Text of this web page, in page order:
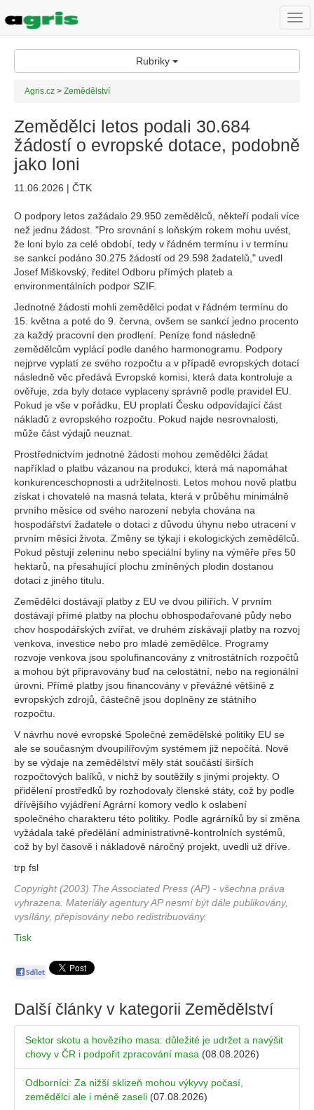
Rubriky
Agris.cz > Zemědělství
Zemědělci letos podali 30.684
žádostí o evropské dotace, podobně
jako loni
11.06.2026 | ČTK
O podpory letos zažádalo 29.950 zemědělců, někteří podali více
než jednu žádost. "Pro srovnání s loňským rokem mohu uvést,
že loni bylo za celé období, tedy v řádném termínu i v termínu
se sankcí podáno 30.275 žádostí od 29.598 žadatelů," uvedl
Josef Miškovský, ředitel Odboru přímých plateb a
environmentálních podpor SZIF.
Jednotné žádosti mohli zemědělci podat v řádném termínu do
15. května a poté do 9. června, ovšem se sankcí jedno procento
za každý pracovní den prodlení. Peníze fond následně
zemědělcům vyplácí podle daného harmonogramu. Podpory
nejprve vyplatí ze svého rozpočtu a v případě evropských dotací
následně věc předává Evropské komisi, která data kontroluje a
ověřuje, zda byly dotace vyplaceny správně podle pravidel EU.
Pokud je vše v pořádku, EU proplatí Česku odpovídající část
nákladů z evropského rozpočtu. Pokud najde nesrovnalosti,
může část výdajů neuznat.
Prostřednictvím jednotné žádosti mohou zemědělci žádat
například o platbu vázanou na produkci, která má napomáhat
konkurenceschopnosti a udržitelnosti. Letos mohou nově platbu
získat i chovatelé na masná telata, která v průběhu minimálně
prvního měsíce od svého narození nebyla chována na
hospodářství žadatele o dotaci z důvodu úhynu nebo utracení v
prvním měsíci života. Změny se týkají i ekologických zemědělců.
Pokud pěstují zeleninu nebo speciální byliny na výměře přes 50
hektarů, na přesahující plochu zmíněných plodin dostanou
dotaci z jiného titulu.
Zemědělci dostávají platby z EU ve dvou pilířích. V prvním
dostávají přímé platby na plochu obhospodařované půdy nebo
chov hospodářských zvířat, ve druhém získávají platby na rozvoj
venkova, investice nebo pro mladé zemědělce. Programy
rozvoje venkova jsou spolufinancovány z vnitrostátních rozpočtů
a mohou být připravovány buď na celostátní, nebo na regionální
úrovni. Přímé platby jsou financovány v převážné většině z
evropských zdrojů, částečně jsou doplněny ze státního
rozpočtu.
V návrhu nové evropské Společné zemědělské politiky EU se
ale se současným dvoupilířovým systémem již nepočítá. Nově
by se výdaje na zemědělství měly stát součástí širších
rozpočtových balíků, v nichž by soutěžily s jinými projekty. O
přidělení prostředků by rozhodovaly členské státy, což by podle
dřívějšího vyjádření Agrární komory vedlo k oslabení
společného charakteru této politiky. Podle agrárníků by si změna
vyžádala také předělání administrativně-kontrolních systémů,
což by byl časově i nákladově náročný projekt, uvedli už dříve.
trp fsl
Copyright (2003) The Associated Press (AP) - všechna práva
vyhrazena. Materiály agentury AP nesmí být dále publikovány,
vysílány, přepisovány nebo redistribuovány.
Tisk
Další články v kategorii Zemědělství
Sektor skotu a hovězího masa: důležité je udržet a navýšit
chovy v ČR i podpořit zpracování masa (08.08.2026)
Odborníci: Za nižší sklizeň mohou výkyvy počasí,
zemědělci ale i méně zaseli (07.08.2026)